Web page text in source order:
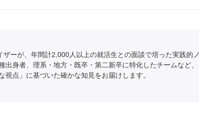
ーが、年間計2,000人以上の就活生との面談で培った実践的ノ
出身者、理系・地方・既卒・第二新卒に特化したチームなど、
視点」に基づいた確かな知見をお届けします。